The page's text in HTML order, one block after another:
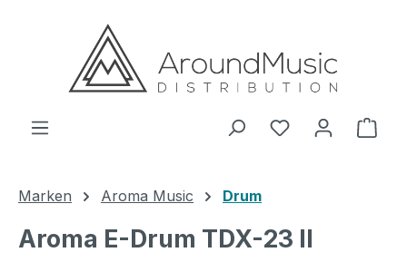
Zum Hauptinhalt springen
Marken Aroma Music Drum
Aroma E-Drum TDX-23 II